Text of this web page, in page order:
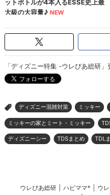
「ディズニー特集 -ウレぴあ総研
> ディズニー混雑対策 ミッキー
ミッキーの家とミート・ミッキー
ディズニーシー TDSまとめ TDL
ウレぴあ総研 ハピママ* ウ